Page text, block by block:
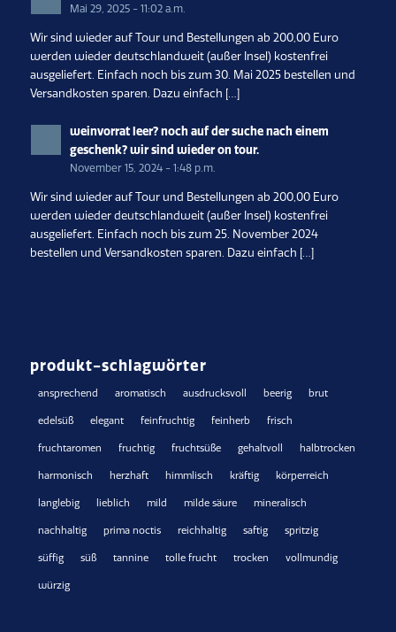
Mai 29, 2025 - 11:02 a.m.
Wir sind wieder auf Tour und Bestellungen ab 200,00 Euro
werden wieder deutschlandweit (außer Insel) kostenfrei
ausgeliefert. Einfach noch bis zum 30. Mai 2025 bestellen und
Versandkosten sparen. Dazu einfach […]
weinvorrat leer? noch auf der suche nach einem
geschenk? wir sind wieder on tour.
November 15, 2024 - 1:48 p.m.
Wir sind wieder auf Tour und Bestellungen ab 200,00 Euro
werden wieder deutschlandweit (außer Insel) kostenfrei
ausgeliefert. Einfach noch bis zum 25. November 2024
bestellen und Versandkosten sparen. Dazu einfach […]
produkt-schlagwörter
ansprechend aromatisch ausdrucksvoll beerig brut
edelsüß elegant feinfruchtig feinherb frisch
fruchtaromen fruchtig fruchtsüße gehaltvoll halbtrocken
harmonisch herzhaft himmlisch kräftig körperreich
langlebig lieblich mild milde säure mineralisch
nachhaltig prima noctis reichhaltig saftig spritzig
süffig süß tannine tolle frucht trocken vollmundig
würzig